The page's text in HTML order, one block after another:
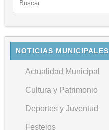
NOTICIAS MUNICIPALES
Actualidad Municipal
Cultura y Patrimonio
Deportes y Juventud
Festejos